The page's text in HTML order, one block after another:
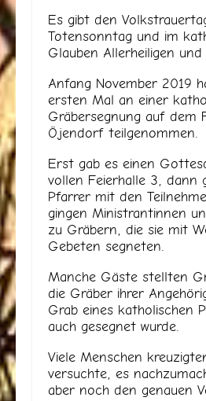
Es gibt den
Totensonntag und im
Glauben Allerheiligen und
Anfang November 2019
ersten Mal an einer
Gräbersegnung auf dem
Öjendorf teilgenommen.
Erst gab es einen
vollen Feierhalle 3, dann
Pfarrer mit den
gingen Ministrantinnen
zu Gräbern, die sie mit
Gebeten segneten.
Manche Gäste stellten
die Gräber ihrer
Grab eines katholischen
auch gesegnet wurde.
Viele Menschen
versuchte, es
aber noch den genauen